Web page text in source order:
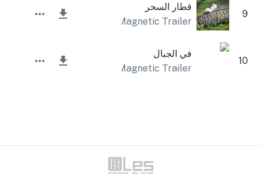
9
قطار السحر
Magnetic Trailer
10
في الجبال
Magnetic Trailer